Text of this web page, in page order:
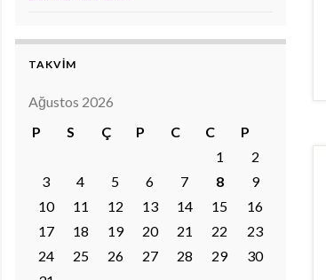
TAKVİM
Ağustos 2026
P
S Ç P C C
P
1
2
3
4 5 6 7 8
9
10
11 12 13 14 15
16
17
18 19 20 21 22
23
24
25 26 27 28 29
30